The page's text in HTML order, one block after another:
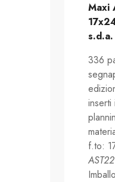
Maxi
s.d.a.
336
inserti
f.to:
AST22